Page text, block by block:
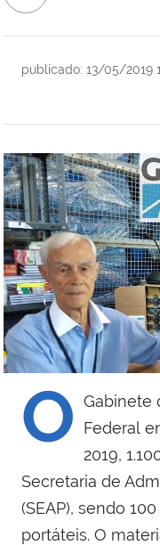
publicado: 13/05/2019
O Gabinete
Federal
2019,
Secretaria de
(SEAP), sendo
portáteis. O